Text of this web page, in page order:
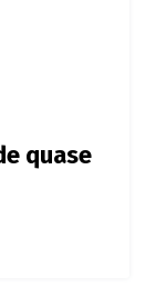
quase